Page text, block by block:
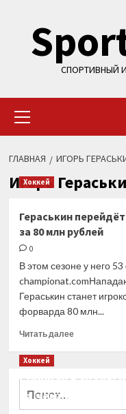
содержимому
СПОРТИВНЫЙ
меню
ГЛАВНАЯ ИГОРЬ
Игорь
Хоккей
Гераськин
за 80 млн рублей
0
В этом сезоне у него
Гераськин станет
форварда 80 млн...
Читать далееПрочитать
из
Хоккей
Сборная Канады
на чемпионат мира